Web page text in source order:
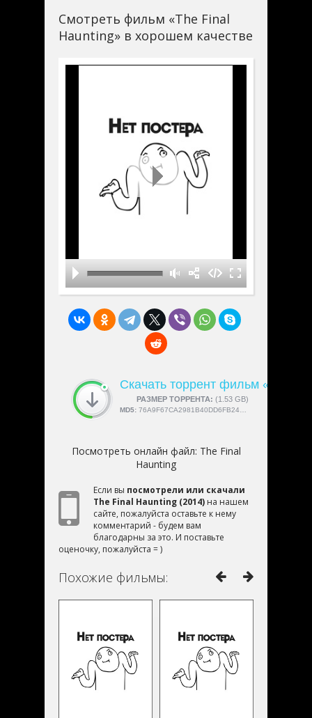
Смотреть фильм «The Final
Haunting» в хорошем качестве
Скачать торрент фильм «The
РАЗМЕР ТОРРЕНТА: (1.53 GB)
СКАЧАЛИ:4189
MD5: 76A9F67CA2981B40DD6FB2491286B9E9
Посмотреть онлайн файл: The Final
Haunting
Если вы посмотрели или скачали
The Final Haunting (2014) на нашем
сайте, пожалуйста оставьте к нему
комментарий - будем вам
благодарны за это. И поставьте
оценочку, пожалуйста = )
Похожие фильмы: